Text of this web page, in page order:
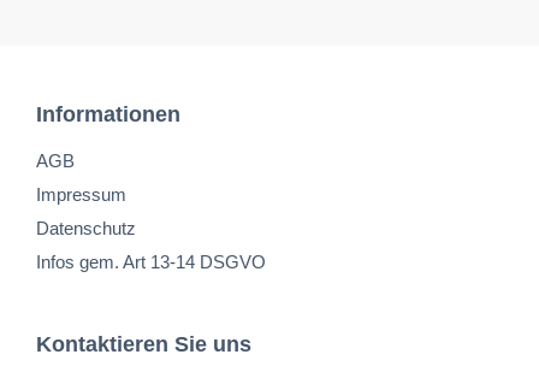
Informationen
AGB
Impressum
Datenschutz
Infos gem. Art 13-14 DSGVO
Kontaktieren Sie uns